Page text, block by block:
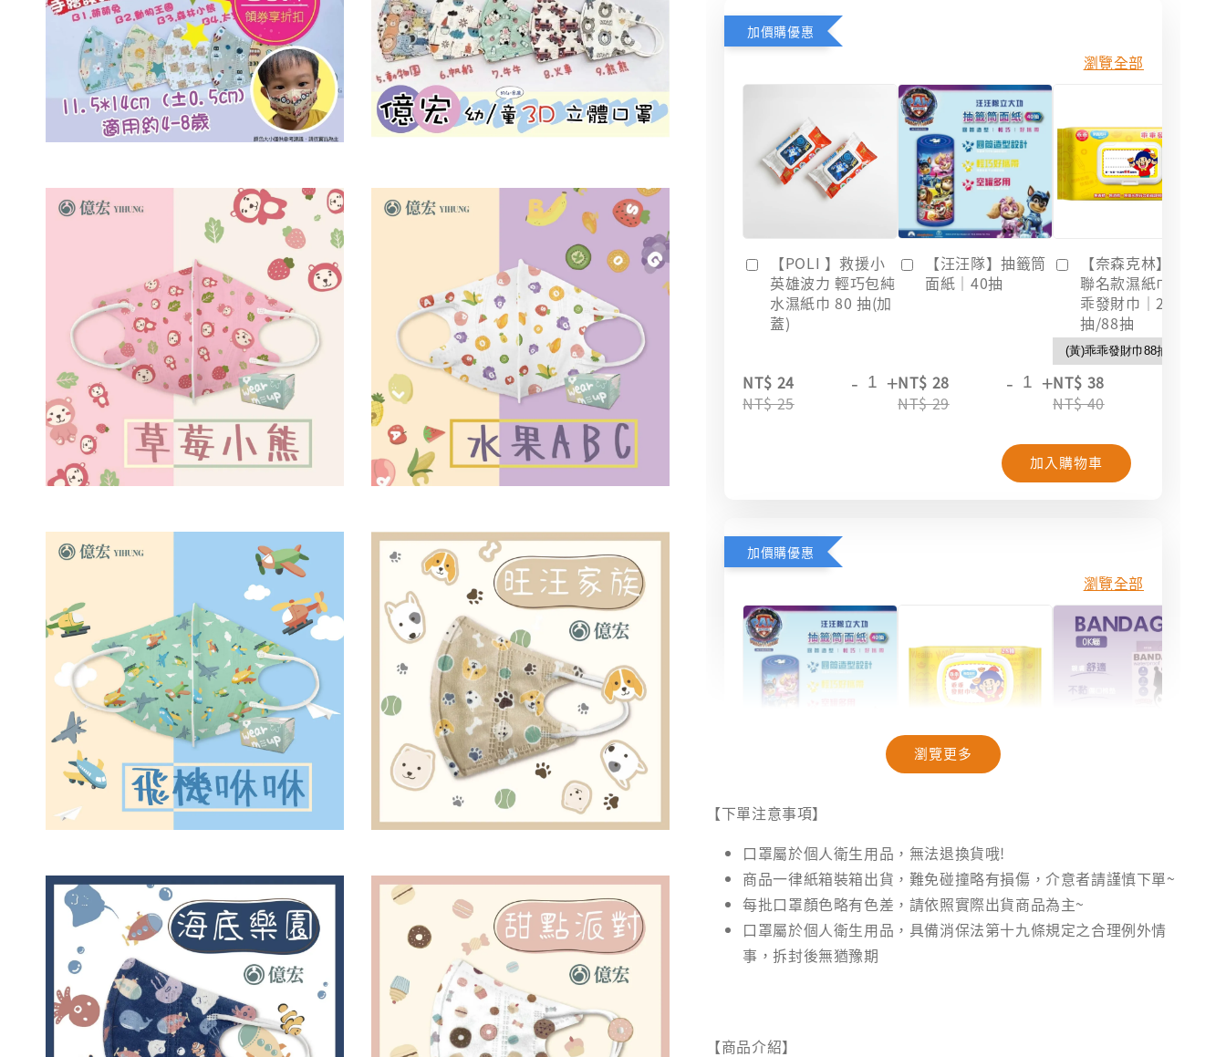
加價購優惠
瀏覽全部
【POLI 】救援小
英雄波力 輕巧包純
水濕紙巾 80 抽(加
蓋)
NT$ 24
NT$ 25
- +
【汪汪隊】抽籤筒
面紙｜40抽
NT$ 28
NT$ 29
- +
【奈森克林】乖乖
聯名款濕紙巾｜乖
乖發財巾｜28
抽/88抽
NT$ 38
NT$ 40
加入購物車
加價購優惠
瀏覽全部
面紙｜40抽
NT$ 28
NT$ 29
- +
抽/88抽
NT$ 28
NT$ 30
- +NT$ 94
NT$ 99
瀏覽更多
【下單注意事項】
口罩屬於個人衛生用品，無法退換貨哦!
商品一律紙箱裝箱出貨，難免碰撞略有損傷，介意者請謹慎下單~
每批口罩顏色略有色差，請依照實際出貨商品為主~
口罩屬於個人衛生用品，具備消保法第十九條規定之合理例外情
事，拆封後無猶豫期
【商品介紹】